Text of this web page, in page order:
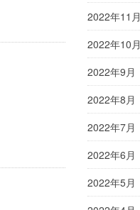
2022年11月
2022年10月
2022年9月
2022年8月
2022年7月
2022年6月
2022年5月